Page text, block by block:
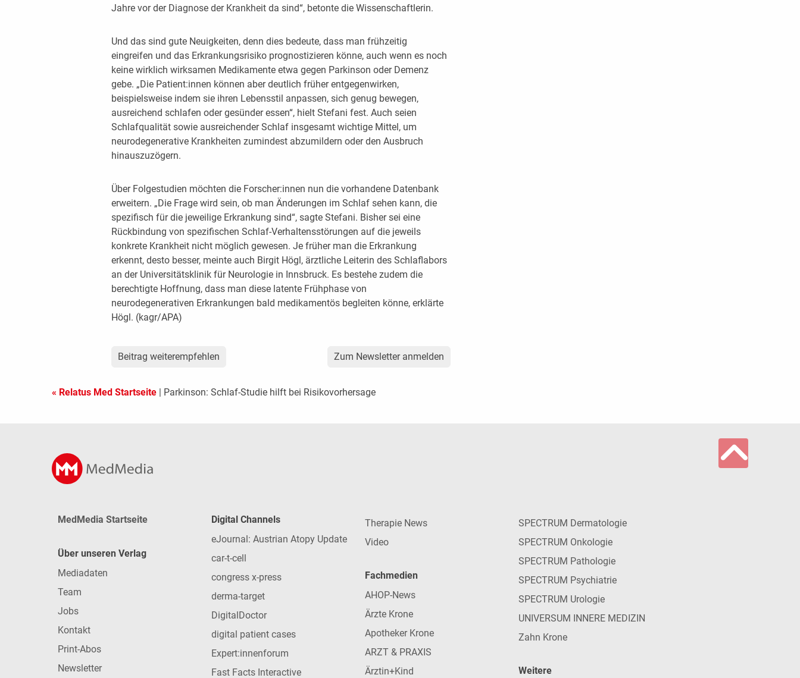
Jahre vor der Diagnose der Krankheit da sind“, betonte die Wissenschaftlerin.
Und das sind gute Neuigkeiten, denn dies bedeute, dass man frühzeitig
eingreifen und das Erkrankungsrisiko prognostizieren könne, auch wenn es noch
keine wirklich wirksamen Medikamente etwa gegen Parkinson oder Demenz
gebe. „Die Patient:innen können aber deutlich früher entgegenwirken,
beispielsweise indem sie ihren Lebensstil anpassen, sich genug bewegen,
ausreichend schlafen oder gesünder essen“, hielt Stefani fest. Auch seien
Schlafqualität sowie ausreichender Schlaf insgesamt wichtige Mittel, um
neurodegenerative Krankheiten zumindest abzumildern oder den Ausbruch
hinauszuzögern.
Über Folgestudien möchten die Forscher:innen nun die vorhandene Datenbank
erweitern. „Die Frage wird sein, ob man Änderungen im Schlaf sehen kann, die
spezifisch für die jeweilige Erkrankung sind“, sagte Stefani. Bisher sei eine
Rückbindung von spezifischen Schlaf-Verhaltensstörungen auf die jeweils
konkrete Krankheit nicht möglich gewesen. Je früher man die Erkrankung
erkennt, desto besser, meinte auch Birgit Högl, ärztliche Leiterin des Schlaflabors
an der Universitätsklinik für Neurologie in Innsbruck. Es bestehe zudem die
berechtigte Hoffnung, dass man diese latente Frühphase von
neurodegenerativen Erkrankungen bald medikamentös begleiten könne, erklärte
Högl. (kagr/APA)
Beitrag weiterempfehlen Zum Newsletter anmelden
« Relatus Med Startseite | Parkinson: Schlaf-Studie hilft bei Risikovorhersage
MedMedia Startseite
Über unseren Verlag
Mediadaten
Team
Jobs
Kontakt
Print-Abos
Newsletter
Digital Channels
eJournal: Austrian Atopy Update
car-t-cell
congress x-press
derma-target
DigitalDoctor
digital patient cases
Expert:innenforum
Fast Facts Interactive
Therapie News
Video
Fachmedien
AHOP-News
Ärzte Krone
Apotheker Krone
ARZT & PRAXIS
Ärztin+Kind
SPECTRUM Dermatologie
SPECTRUM Onkologie
SPECTRUM Pathologie
SPECTRUM Psychiatrie
SPECTRUM Urologie
UNIVERSUM INNERE MEDIZIN
Zahn Krone
Weitere